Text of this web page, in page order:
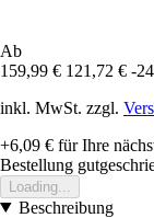
Ab
159,99 € 121,72 € -
inkl. MwSt. zzgl.
+6,09 € für Ihre
Bestellung
Loading...
Beschreibung